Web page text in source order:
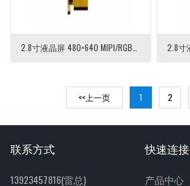
<<上一页 1 2
联系方式
13923457816(雷总)
快速连接
产品中心